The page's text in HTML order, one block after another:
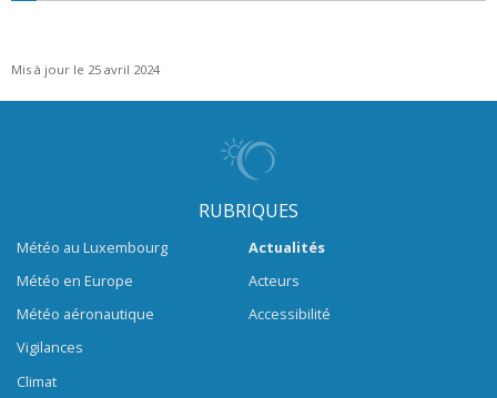
Mis à jour le 25 avril 2024
RUBRIQUES
Météo au Luxembourg
Météo en Europe
Météo aéronautique
Vigilances
Climat
Actualités
Acteurs
Accessibilité